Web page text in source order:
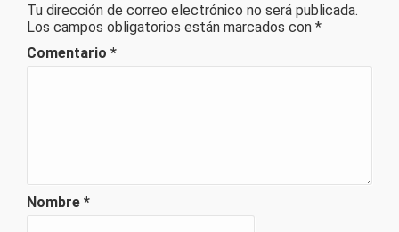
Tu dirección de correo electrónico no será publicada.
Los campos obligatorios están marcados con *
Comentario *
Nombre *